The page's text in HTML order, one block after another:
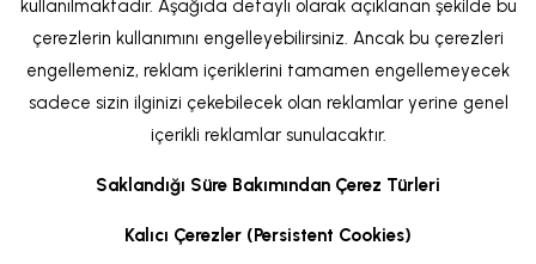
kullanılmaktadır. Aşağıda detaylı olarak açıklanan şekilde bu
çerezlerin kullanımını engelleyebilirsiniz. Ancak bu çerezleri
engellemeniz, reklam içeriklerini tamamen engellemeyecek
sadece sizin ilginizi çekebilecek olan reklamlar yerine genel
içerikli reklamlar sunulacaktır.
Saklandığı Süre Bakımından Çerez Türleri
Kalıcı Çerezler (Persistent Cookies)